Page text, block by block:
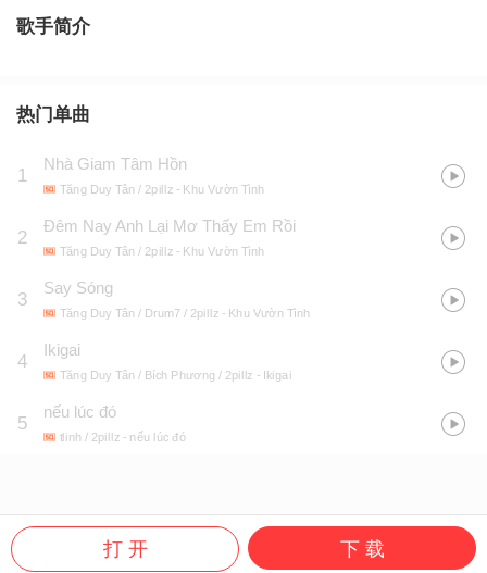
歌手简介
热门单曲
1
Nhà Giam Tâm Hồn
Tăng Duy Tân / 2pillz - Khu Vườn Tình
2
Đêm Nay Anh Lại Mơ Thấy Em Rồi
Tăng Duy Tân / 2pillz - Khu Vườn Tình
3
Say Sóng
Tăng Duy Tân / Drum7 / 2pillz - Khu Vườn Tình
4
Ikigai
Tăng Duy Tân / Bích Phương / 2pillz - Ikigai
5
nếu lúc đó
tlinh / 2pillz - nếu lúc đó
打 开 下 载